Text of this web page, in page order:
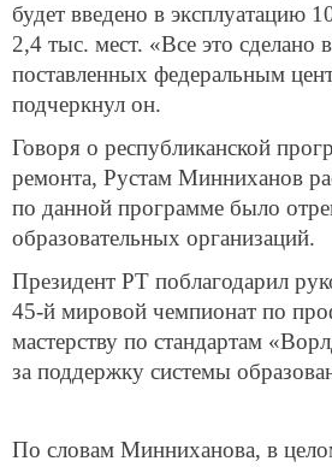
будет введено в эксплуатацию
2,4 тыс. мест. «Все это сделано
поставленных федеральным
подчеркнул он.
Говоря о республиканской
ремонта, Рустам Минниханов
по данной программе было
образовательных организаций.
Президент РТ поблагодарил
45-й мировой чемпионат по
мастерству по стандартам
за поддержку системы
По словам Минниханова, в